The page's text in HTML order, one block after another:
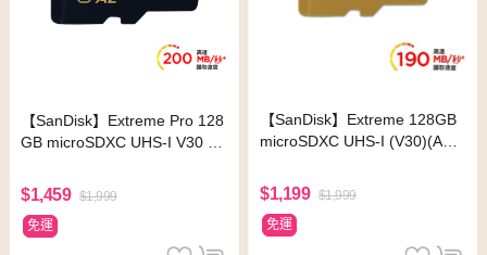
【SanDisk】Extreme Pro 128
GB microSDXC UHS-I V30 A2
$1,459 $1,999
免運
【SanDisk】Extreme 128GB
microSDXC UHS-I (V30)(A2)
$1,199 $1,999
免運